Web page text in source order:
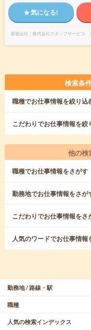
気になる!
派遣会社
株式会社スタッフサービス
検索条
職種でお仕事情報を絞り込
こだわりでお仕事情報を絞
他の検
職種でお仕事情報をさがす
勤務地でお仕事情報をさが
こだわりでお仕事情報をさ
人気のワードでお仕事情報
勤務地 / 路線・駅
職種
人気の検索インデックス